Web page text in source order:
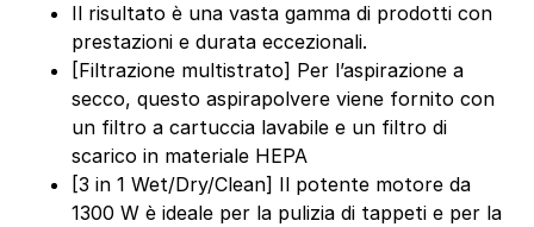
Il risultato è una vasta gamma di prodotti con
prestazioni e durata eccezionali.
[Filtrazione multistrato] Per l’aspirazione a
secco, questo aspirapolvere viene fornito con
un filtro a cartuccia lavabile e un filtro di
scarico in materiale HEPA
[3 in 1 Wet/Dry/Clean] Il potente motore da
1300 W è ideale per la pulizia di tappeti e per la